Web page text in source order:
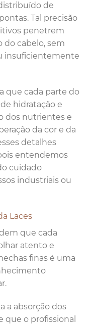
de
Tal precisão
penetrem
cabelo, sem
insuficientemente
que cada parte do
hidratação e
dos nutrientes e
da cor e da
detalhes
entendemos
cuidado
industriais ou
Laces
que cada
atento e
finas é uma
a absorção dos
o profissional